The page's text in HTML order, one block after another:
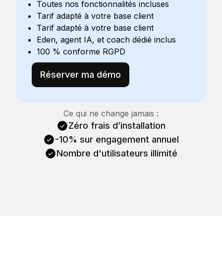
Toutes nos fonctionnalités incluses
Tarif adapté à votre base client
Tarif adapté à votre base client
Eden, agent IA, et coach dédié inclus
100 % conforme RGPD
Réserver ma démo
Ce qui ne change jamais :
Zéro frais d’installation
-10% sur engagement annuel
Nombre d'utilisateurs illimité